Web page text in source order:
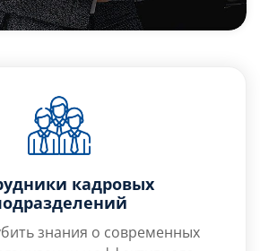
кадровых
знания о современных